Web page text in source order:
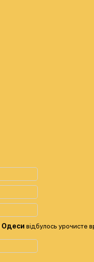
Одеси відбулось урочисте